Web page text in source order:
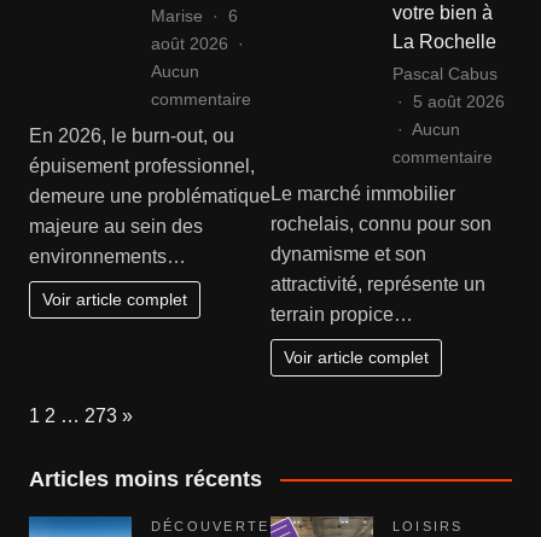
Marise
6
août 2026
Aucun
commentairesur
les
signes
d’un
burn-
out
En 2026, le burn-out, ou
épuisement professionnel,
demeure une problématique
majeure au sein des
environnements…
Voir article complet
votre bien à
La Rochelle
Pascal Cabus
5 août 2026
Aucun
commentaire
Le marché immobilier
rochelais, connu pour son
dynamisme et son
attractivité, représente un
terrain propice…
Voir article complet
Page:
1 2 … 273 Next
»
Articles moins récents
DÉCOUVERTE
LOISIRS